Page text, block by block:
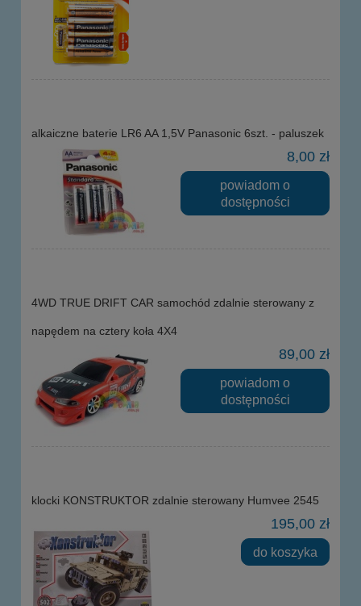
alkaiczne baterie LR6 AA 1,5V Panasonic 6szt. - paluszek
8,00 zł
powiadom o
dostępności
4WD TRUE DRIFT CAR samochód zdalnie sterowany z
napędem na cztery koła 4X4
89,00 zł
powiadom o
dostępności
klocki KONSTRUKTOR zdalnie sterowany Humvee 2545
195,00 zł
do koszyka